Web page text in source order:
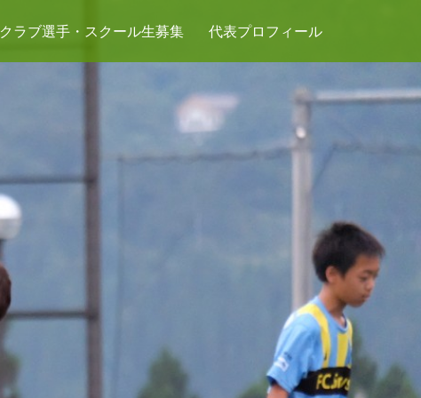
クラブ選手・スクール生募集 代表プロフィール